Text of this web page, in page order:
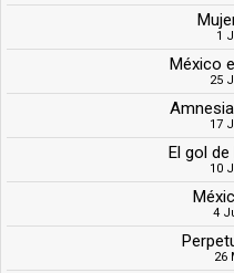
1
México
25
17
El gol
10
4
26